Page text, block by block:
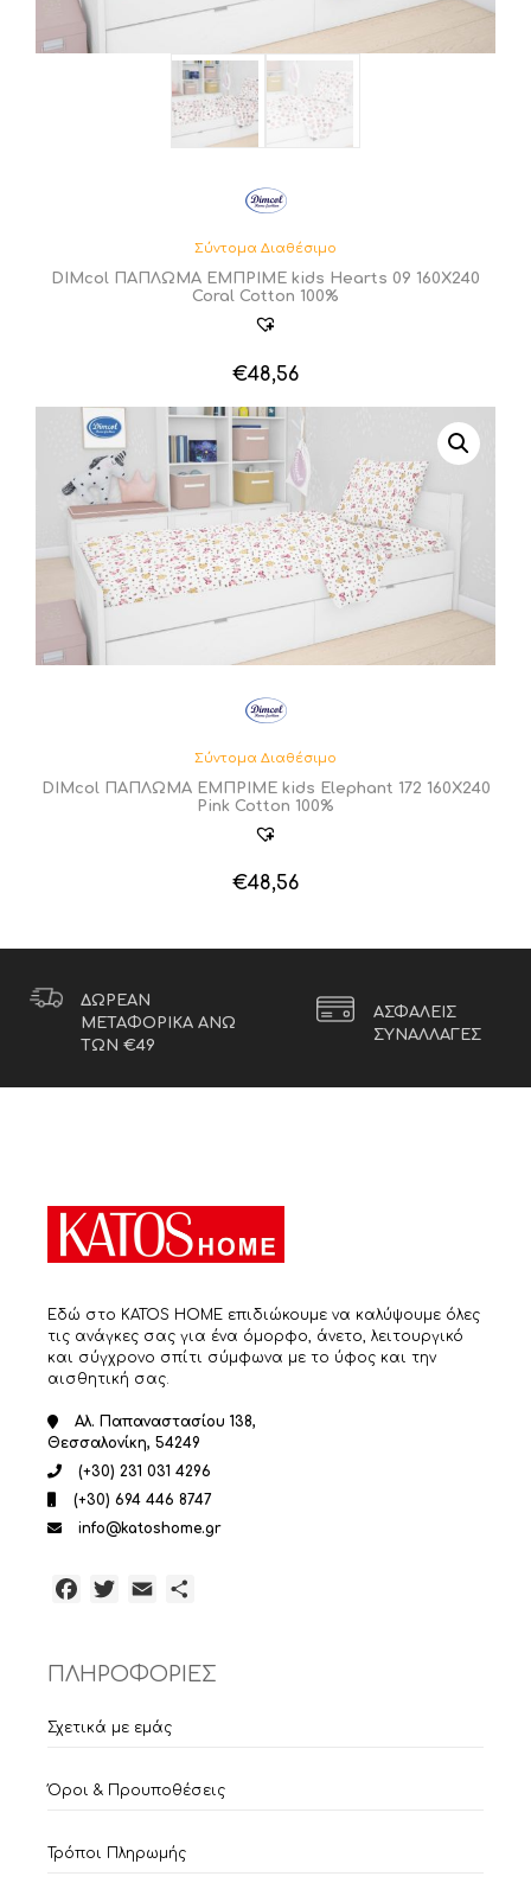
Σύντομα Διαθέσιμο
DIMcol ΠΑΠΛΩΜΑ ΕΜΠΡΙΜΕ kids Hearts 09 160Χ240
Coral Cotton 100%
€48,56
Σύντομα Διαθέσιμο
DIMcol ΠΑΠΛΩΜΑ ΕΜΠΡΙΜΕ kids Elephant 172 160Χ240
Pink Cotton 100%
€48,56
ΔΩΡΕΑΝ
ΜΕΤΑΦΟΡΙΚΑ ΑΝΩ
ΤΩΝ €49
ΑΣΦΑΛΕΙΣ
ΣΥΝΑΛΛΑΓΕΣ
Εδώ στο KATOS HOME επιδιώκουμε να καλύψουμε όλες
τις ανάγκες σας για ένα όμορφο, άνετο, λειτουργικό
και σύγχρονο σπίτι σύμφωνα με το ύφος και την
αισθητική σας.
Αλ. Παπαναστασίου 138,
Θεσσαλονίκη, 54249
(+30) 231 031 4296
(+30) 694 446 8747
info@katoshome.gr
Facebook
TwitterEmail
ΠΛΗΡΟΦΟΡΙΕΣ
Σχετικά με εμάς
Όροι & Προυποθέσεις
Τρόποι Πληρωμής